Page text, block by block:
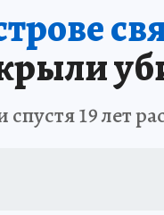
ПРОИСШЕСТВИЯ
19 лет